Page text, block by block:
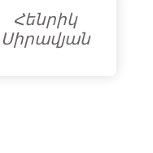
Հենրիկ
Սիրավյան